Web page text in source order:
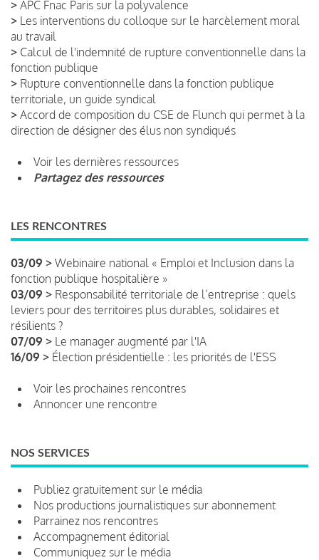
> APC Fnac Paris sur la polyvalence
> Les interventions du colloque sur le harcèlement moral
au travail
> Calcul de l'indemnité de rupture conventionnelle dans la
fonction publique
> Rupture conventionnelle dans la fonction publique
territoriale, un guide syndical
> Accord de composition du CSE de Flunch qui permet à la
direction de désigner des élus non syndiqués
Voir les dernières ressources
Partagez des ressources
LES RENCONTRES
03/09 > Webinaire national « Emploi et Inclusion dans la
fonction publique hospitalière »
03/09 > Responsabilité territoriale de l’entreprise : quels
leviers pour des territoires plus durables, solidaires et
résilients ?
07/09 > Le manager augmenté par l'IA
16/09 > Élection présidentielle : les priorités de l'ESS
Voir les prochaines rencontres
Annoncer une rencontre
NOS SERVICES
Publiez gratuitement sur le média
Nos productions journalistiques sur abonnement
Parrainez nos rencontres
Accompagnement éditorial
Communiquez sur le média